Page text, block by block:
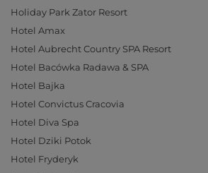
Holiday Park Zator Resort
Hotel Amax
Hotel Aubrecht Country SPA Resort
Hotel Bacówka Radawa & SPA
Hotel Bajka
Hotel Convictus Cracovia
Hotel Diva Spa
Hotel Dziki Potok
Hotel Fryderyk